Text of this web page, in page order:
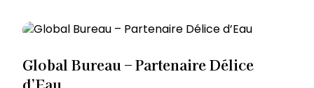
Global Bureau – Partenaire Délice